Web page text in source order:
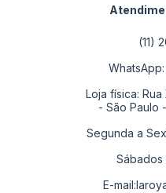
(11)
WhatsApp:
Loja física:
- São Paulo
Segunda a
Sábados
E-mail: